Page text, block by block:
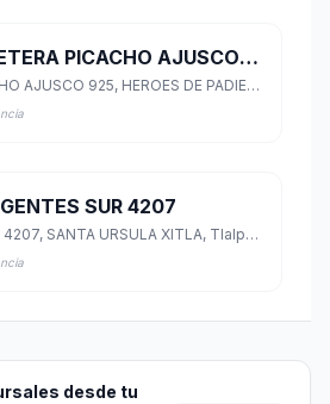
ATM en CARRETERA PICACHO AJUSCO 925
CARRETERA PICACHO AJUSCO 925, HEROES DE PADIERNA, Tlalpan, Ciudad de México
SUR 4207
INSURGENTES SUR 4207, SANTA URSULA XITLA, Tlalpan, Ciudad de México
desde tu